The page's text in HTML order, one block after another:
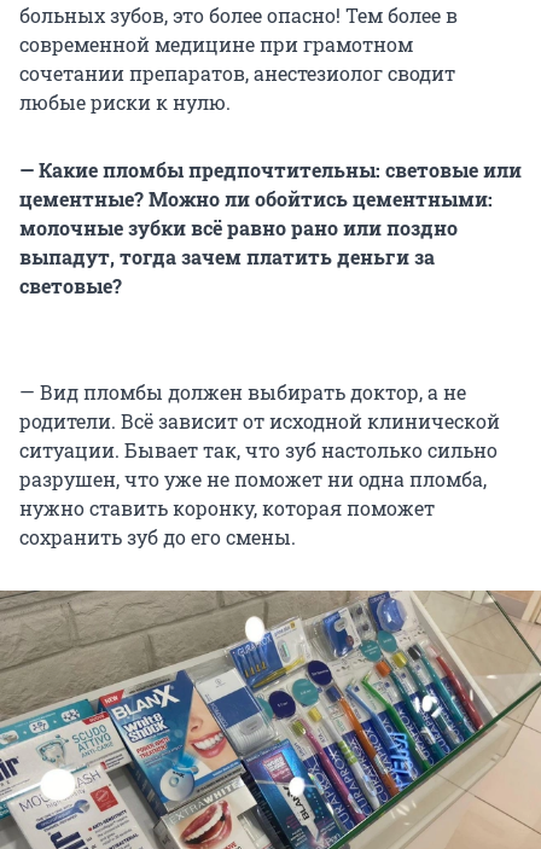
больных зубов, это более опасно! Тем более в
современной медицине при грамотном
сочетании препаратов, анестезиолог сводит
любые риски к нулю.
— Какие пломбы предпочтительны: световые или
цементные? Можно ли обойтись цементными:
молочные зубки всё равно рано или поздно
выпадут, тогда зачем платить деньги за
световые?
— Вид пломбы должен выбирать доктор, а не
родители. Всё зависит от исходной клинической
ситуации. Бывает так, что зуб настолько сильно
разрушен, что уже не поможет ни одна пломба,
нужно ставить коронку, которая поможет
сохранить зуб до его смены.